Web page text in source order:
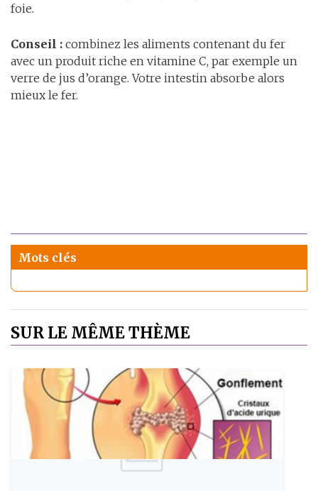
foie.
Conseil : combinez les aliments contenant du fer
avec un produit riche en vitamine C, par exemple un
verre de jus d’orange. Votre intestin absorbe alors
mieux le fer.
Mots clés
SUR LE MÊME THÈME